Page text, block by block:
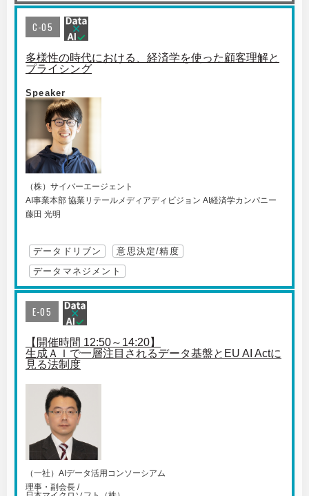
C-05
多様性の時代における、経済学を使った顧客理解と
プライシング
Speaker
（株）サイバーエージェント
AI事業本部 協業リテールメディアディビジョン AI経済学カンパニー
藤田 光明
データドリブン
意思決定/精度
データマネジメント
E-05
【開催時間 12:50～14:20】
生成ＡＩで一層注目されるデータ基盤とEU AI Actに
見る法制度
（一社）AIデータ活用コンソーシアム
理事・副会長 /